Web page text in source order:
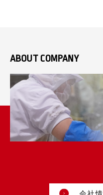
ABOUT COMPANY